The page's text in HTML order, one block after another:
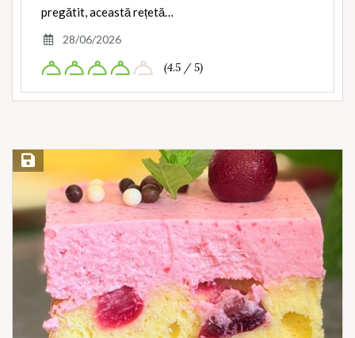
pregătit, această rețetă…
28/06/2026
(4.5 / 5)
Save Recipe